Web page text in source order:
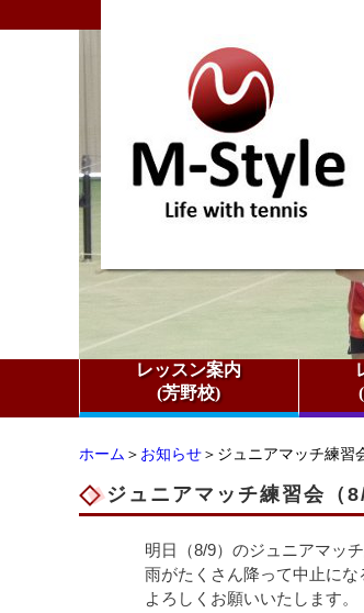
レッスン案内
(芳野校)
ホーム ＞ お知らせ＞ジュニアマッチ練習
ジュニアマッチ練習会（
明日（8/9）のジュニアマッ
雨がたくさん降って中止にな
よろしくお願いいたします。